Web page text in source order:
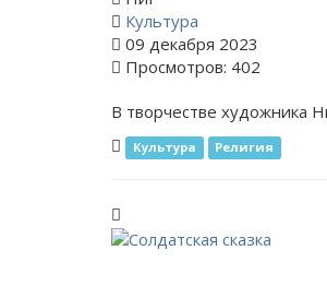
Культура
09 декабря 2023
Просмотров: 402
В творчестве художника
Культура Религия